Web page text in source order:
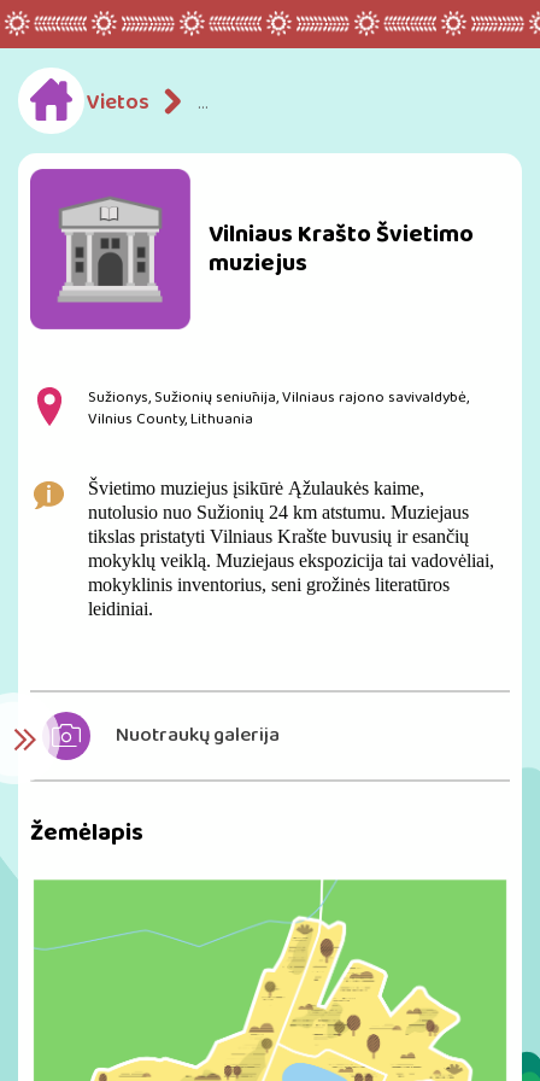
Vietos Vilniaus Krašto Švietimo muziejus
Vilniaus Krašto Švietimo
muziejus
Sužionys, Sužionių seniūnija, Vilniaus rajono savivaldybė,
Vilnius County, Lithuania
Švietimo muziejus įsikūrė Ąžulaukės kaime,
nutolusio nuo Sužionių 24 km atstumu. Muziejaus
tikslas pristatyti Vilniaus Krašte buvusių ir esančių
mokyklų veiklą. Muziejaus ekspozicija tai vadovėliai,
mokyklinis inventorius, seni grožinės literatūros
leidiniai.
Nuotraukų galerija
Žemėlapis